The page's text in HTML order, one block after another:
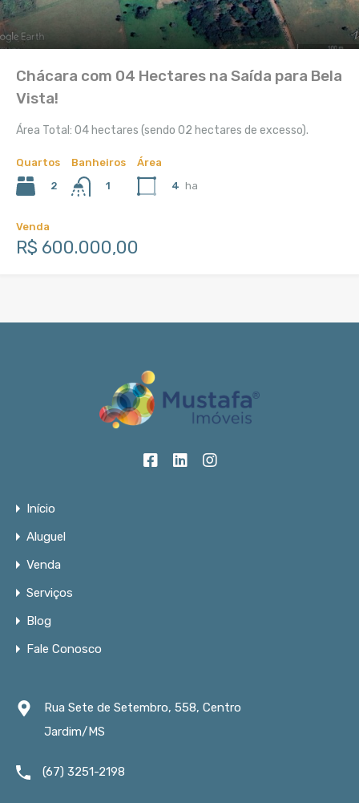
Chácara com 04 Hectares na Saída para Bela
Vista!
Área Total: 04 hectares (sendo 02 hectares de excesso).
Quartos
2
Banheiros
1
Área
4 ha
Venda
R$ 600.000,00
Início
Aluguel
Venda
Serviços
Blog
Fale Conosco
Rua Sete de Setembro, 558, Centro
Jardim/MS
(67) 3251-2198